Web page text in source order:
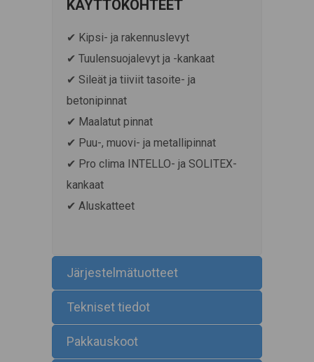
KÄYTTÖKOHTEET
✔ Kipsi- ja rakennuslevyt
✔ Tuulensuojalevyt ja -kankaat
✔ Sileät ja tiiviit tasoite- ja
betonipinnat
✔ Maalatut pinnat
✔ Puu-, muovi- ja metallipinnat
✔ Pro clima INTELLO- ja SOLITEX-
kankaat
✔ Aluskatteet
Järjestelmätuotteet
Tekniset tiedot
Pakkauskoot